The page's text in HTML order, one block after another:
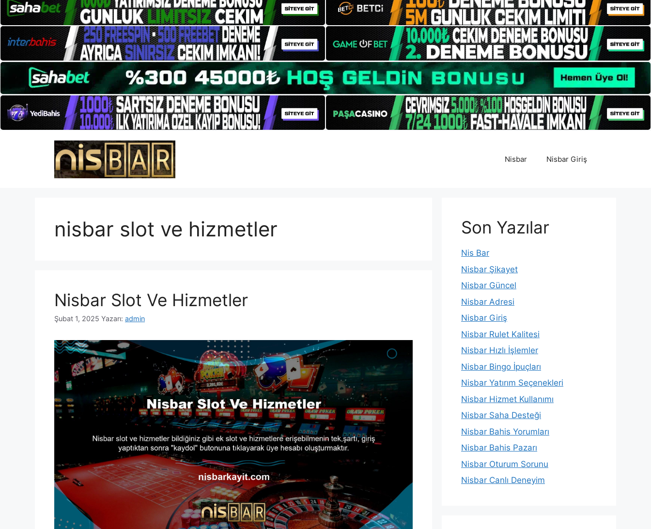
Nisbar Nisbar Giriş
nisbar slot ve hizmetler
Nisbar Slot Ve Hizmetler
Şubat 1, 2025 Yazarı: admin
Son Yazılar
Nis Bar
Nisbar Şikayet
Nisbar Güncel
Nisbar Adresi
Nisbar Giriş
Nisbar Rulet Kalitesi
Nisbar Hızlı İşlemler
Nisbar Bingo İpuçları
Nisbar Yatırım Seçenekleri
Nisbar Hizmet Kullanımı
Nisbar Saha Desteği
Nisbar Bahis Yorumları
Nisbar Bahis Pazarı
Nisbar Oturum Sorunu
Nisbar Canlı Deneyim